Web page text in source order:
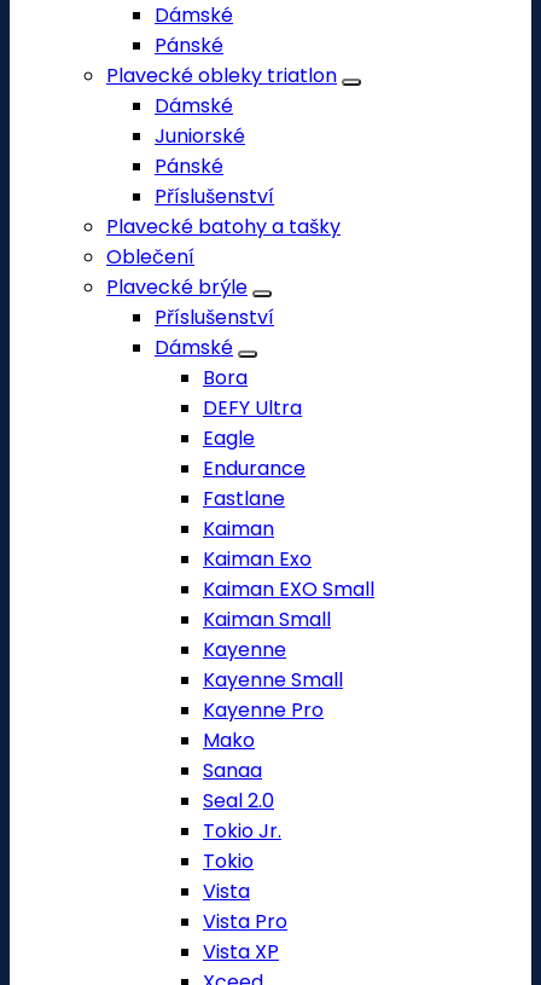
Dámské
Pánské
Plavecké obleky triatlon
Dámské
Juniorské
Pánské
Příslušenství
Plavecké batohy a tašky
Oblečení
Plavecké brýle
Příslušenství
Dámské
Bora
DEFY Ultra
Eagle
Endurance
Fastlane
Kaiman
Kaiman Exo
Kaiman EXO Small
Kaiman Small
Kayenne
Kayenne Small
Kayenne Pro
Mako
Sanaa
Seal 2.0
Tokio Jr.
Tokio
Vista
Vista Pro
Vista XP